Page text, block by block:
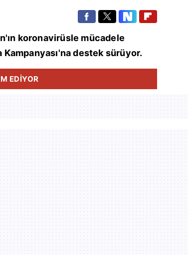
koronavirüsle mücadele
Kampanyası'na destek sürüyor.
EDİYOR